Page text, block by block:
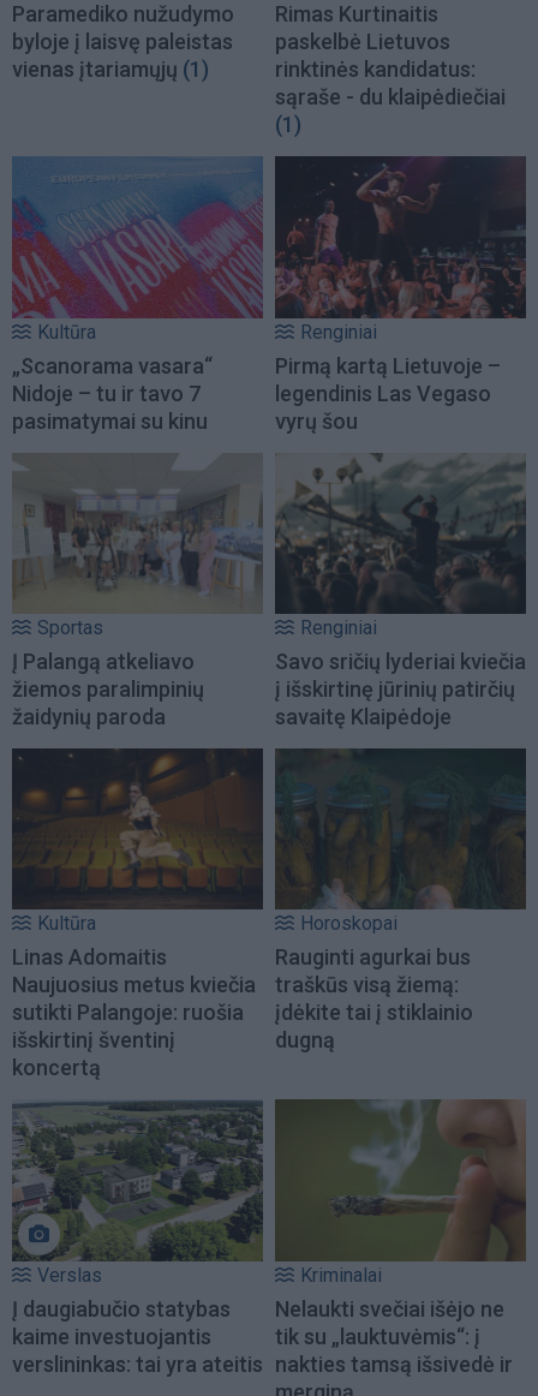
Paramediko nužudymo
byloje į laisvę paleistas
vienas įtariamųjų (1)
Rimas Kurtinaitis
paskelbė Lietuvos
rinktinės kandidatus:
sąraše - du klaipėdiečiai
(1)
Kultūra
„Scanorama vasara“
Nidoje – tu ir tavo 7
pasimatymai su kinu
Renginiai
Pirmą kartą Lietuvoje –
legendinis Las Vegaso
vyrų šou
Sportas
Į Palangą atkeliavo
žiemos paralimpinių
žaidynių paroda
Renginiai
Savo sričių lyderiai kviečia
į išskirtinę jūrinių patirčių
savaitę Klaipėdoje
Kultūra
Linas Adomaitis
Naujuosius metus kviečia
sutikti Palangoje: ruošia
išskirtinį šventinį
koncertą
Horoskopai
Rauginti agurkai bus
traškūs visą žiemą:
įdėkite tai į stiklainio
dugną
Verslas
Į daugiabučio statybas
kaime investuojantis
verslininkas: tai yra ateitis
Kriminalai
Nelaukti svečiai išėjo ne
tik su „lauktuvėmis“: į
nakties tamsą išsivedė ir